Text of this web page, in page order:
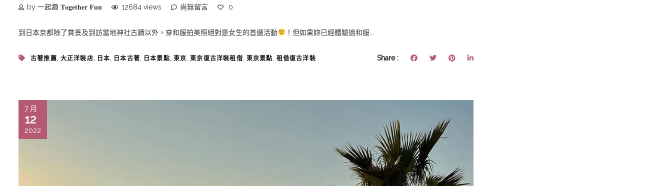
by 一起趣 𝐓𝐨𝐠𝐞𝐭𝐡𝐞𝐫 𝐅𝐮𝐧 12684 views 尚無留言 0
到日本京都除了賞景及到訪當地神社古蹟以外，穿和服拍美照絕對是女生的首選活動 ！但如果妳已經體驗過和服...
古著推薦 大正洋裝店 日本 日本古著 日本景點 東京 ,東京復古洋裝租借, 東京景點 租借復古洋裝 Share :
7 月
12
2022